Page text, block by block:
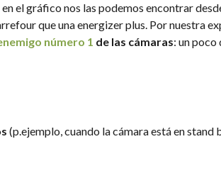
el gráfico nos las podemos encontrar
que una energizer plus. Por nuestra
número 1 de las cámaras: un
(p.ejemplo, cuando la cámara está en stand